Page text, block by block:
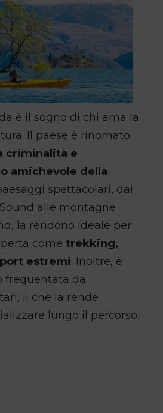
è il sogno di chi ama la
Il paese è rinomato
criminalità e
amichevole della
spettacolari, dai
alle montagne
la rendono ideale per
come trekking,
estremi. Inoltre, è
frequentata da
il che la rende
lungo il percorso.